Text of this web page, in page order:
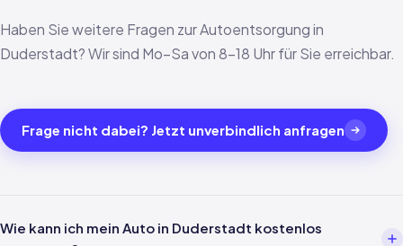
Haben Sie weitere Fragen zur Autoentsorgung in
Duderstadt? Wir sind Mo–Sa von 8–18 Uhr für Sie erreichbar.
Frage nicht dabei? Jetzt unverbindlich anfragen
Wie kann ich mein Auto in Duderstadt kostenlos